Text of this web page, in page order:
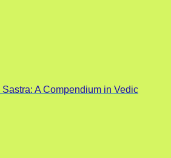
A Compendium in Vedic